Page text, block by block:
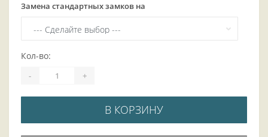
Замена стандартных замков на
Кол-во:
- +
В КОРЗИНУ